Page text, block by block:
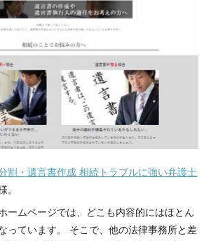
割・遺言書作成 相続トラブルに強い弁護士
。
ームページでは、どこも内容的にはほとん
っています。 そこで、他の法律事務所と差